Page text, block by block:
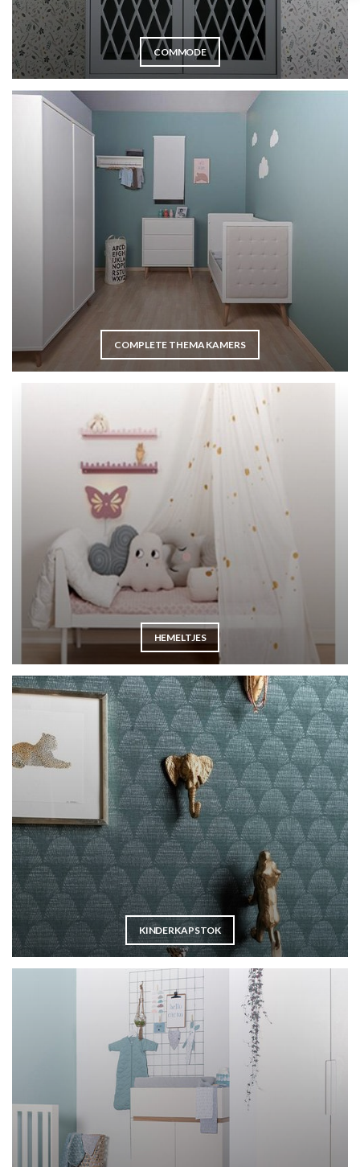
COMMODE
COMPLETE THEMA KAMERS
HEMELTJES
KINDERKAPSTOK